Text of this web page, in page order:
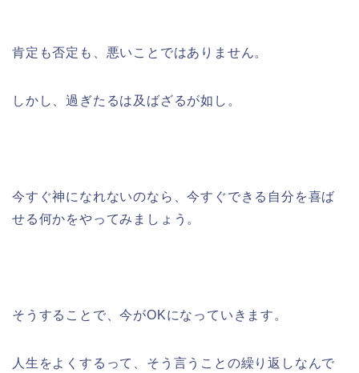
肯定も否定も、悪いことではありません。
しかし、過ぎたるは及ばざるが如し。
今すぐ神になれないのなら、今すぐできる自分を喜ば
せる何かをやってみましょう。
そうすることで、今がOKになっていきます。
人生をよくするって、そう言うことの繰り返しなんで